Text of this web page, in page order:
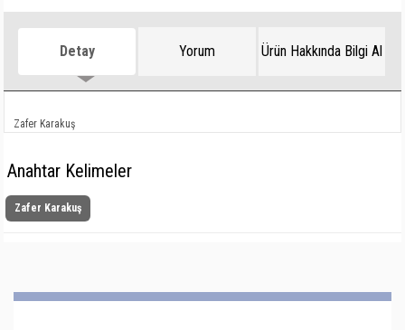
Detay Yorum Ürün Hakkında Bilgi Al
Zafer Karakuş
Anahtar Kelimeler
Zafer Karakuş